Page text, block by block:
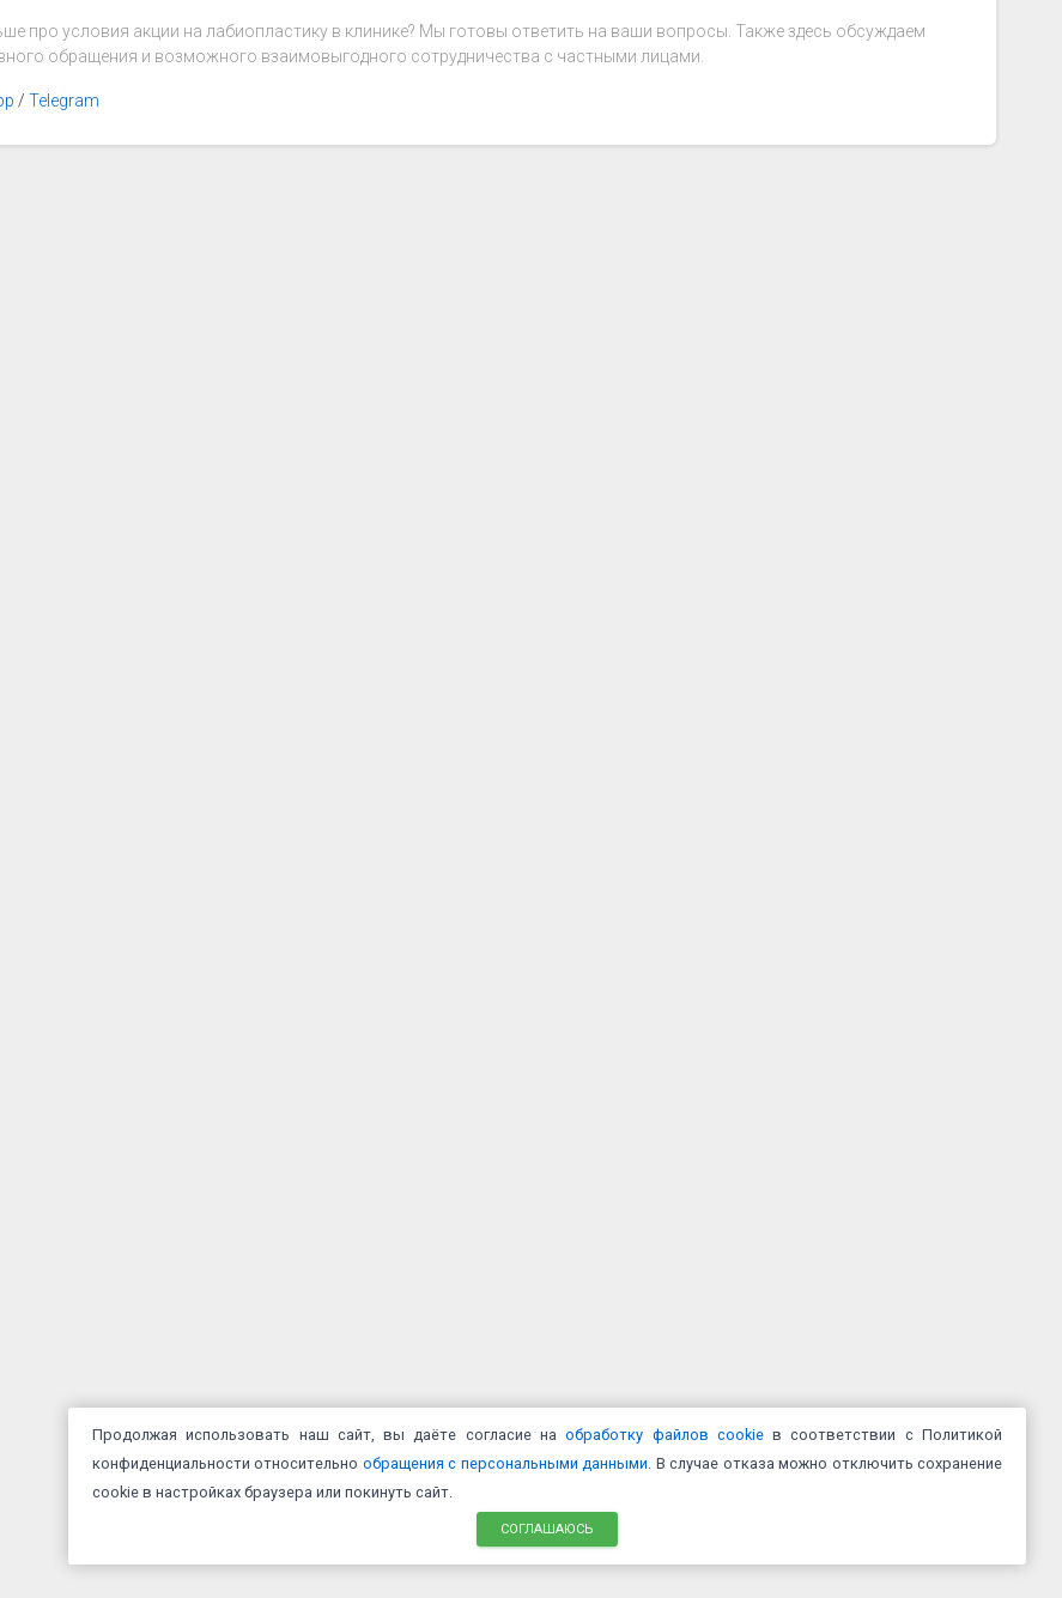
про условия акции на лабиопластику в клинике? Мы готовы ответить на ваши вопросы. Также здесь обсуждаем
обращения и возможного взаимовыгодного сотрудничества с частными лицами.
/ Telegram
Продолжая использовать наш сайт, вы даёте согласие наобработку файлов cookieв соответствии с Политикой
конфиденциальности относительно обращения с персональными данными. В случае отказа можно отключить сохранение
cookie в настройках браузера или покинуть сайт.
СОГЛАШАЮСЬ